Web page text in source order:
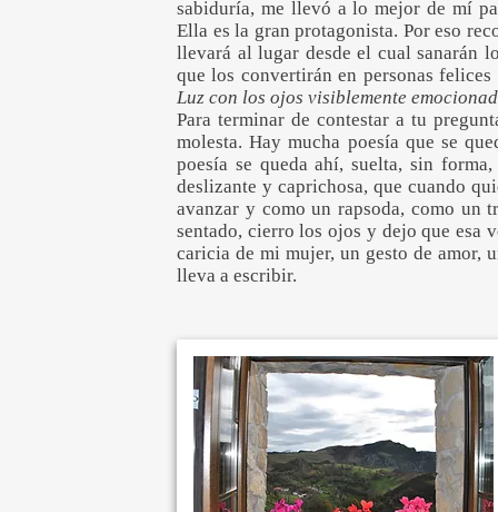
sabiduría, me llevó a lo mejor de mí
Ella es la gran protagonista. Por eso
llevará al lugar desde el cual sanarán
que los convertirán en personas
Luz con los ojos visiblemente
Para terminar de contestar a tu
molesta. Hay mucha poesía que se
poesía se queda ahí, suelta, sin
deslizante y caprichosa, que cuando
avanzar y como un rapsoda, como un
sentado, cierro los ojos y dejo que esa
caricia de mi mujer, un gesto de amor,
lleva a escribir.